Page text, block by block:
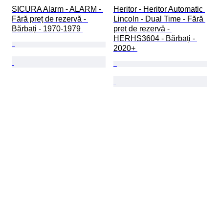
SICURA Alarm - ALARM -
Fără preț de rezervă -
Bărbați - 1970-1979
Heritor - Heritor Automatic
Lincoln - Dual Time - Fără
preț de rezervă -
HERHS3604 - Bărbați -
2020+